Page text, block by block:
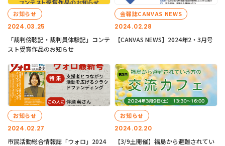
2024.03.25
お知らせ
「裁判傍聴記・裁判員体験記」コンテ
スト受賞作品のお知らせ
2024.02.28
会報誌CANVAS NEWS
【CANVAS NEWS】2024年2・3月号
2024.02.27
お知らせ
市民活動総合情報誌「ウォロ」2024
2024.02.20
お知らせ
【3/9土開催】福島から避難されてい